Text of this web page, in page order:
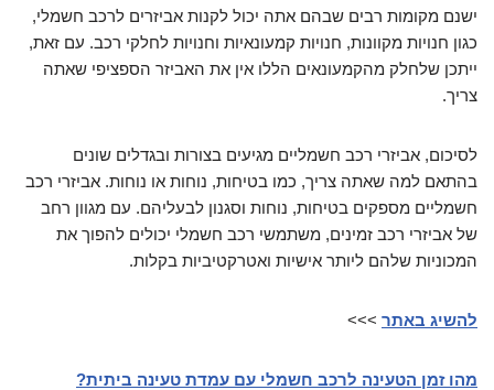
ישנם מקומות רבים שבהם אתה יכול לקנות אביזרים לרכב חשמלי,
כגון חנויות מקוונות, חנויות קמעונאיות וחנויות לחלקי רכב. עם זאת,
ייתכן שלחלק מהקמעונאים הללו אין את האביזר הספציפי שאתה
צריך.
לסיכום, אביזרי רכב חשמליים מגיעים בצורות ובגדלים שונים
בהתאם למה שאתה צריך, כמו בטיחות, נוחות או נוחות. אביזרי רכב
חשמליים מספקים בטיחות, נוחות וסגנון לבעליהם. עם מגוון רחב
של אביזרי רכב זמינים, משתמשי רכב חשמלי יכולים להפוך את
המכוניות שלהם ליותר אישיות ואטרקטיביות בקלות.
להשיג באתר >>>
מהו זמן הטעינה לרכב חשמלי עם עמדת טעינה ביתית?